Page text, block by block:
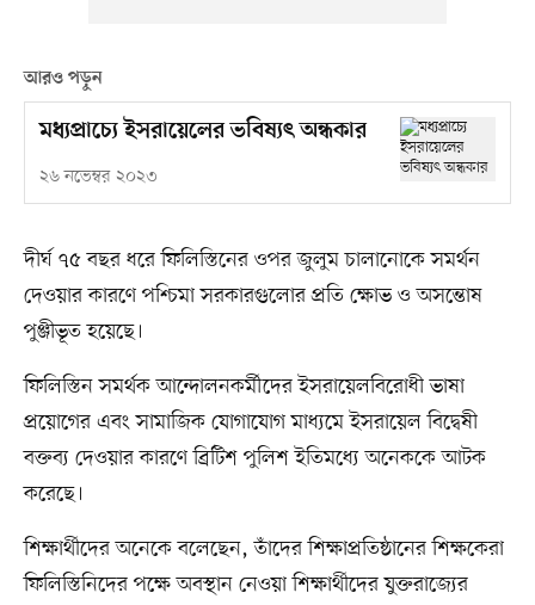
আরও পড়ুন
মধ্যপ্রাচ্যে ইসরায়েলের ভবিষ্যৎ অন্ধকার
২৬ নভেম্বর ২০২৩
দীর্ঘ ৭৫ বছর ধরে ফিলিস্তিনের ওপর জুলুম চালানোকে সমর্থন
দেওয়ার কারণে পশ্চিমা সরকারগুলোর প্রতি ক্ষোভ ও অসন্তোষ
পুঞ্জীভূত হয়েছে।
ফিলিস্তিন সমর্থক আন্দোলনকর্মীদের ইসরায়েলবিরোধী ভাষা
প্রয়োগের এবং সামাজিক যোগাযোগ মাধ্যমে ইসরায়েল বিদ্বেষী
বক্তব্য দেওয়ার কারণে ব্রিটিশ পুলিশ ইতিমধ্যে অনেককে আটক
করেছে।
শিক্ষার্থীদের অনেকে বলেছেন, তাঁদের শিক্ষাপ্রতিষ্ঠানের শিক্ষকেরা
ফিলিস্তিনিদের পক্ষে অবস্থান নেওয়া শিক্ষার্থীদের যুক্তরাজ্যের